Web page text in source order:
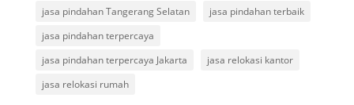
jasa pindahan Tangerang Selatan
jasa pindahan terbaik
jasa pindahan terpercaya
jasa pindahan terpercaya Jakarta
jasa relokasi kantor
jasa relokasi rumah